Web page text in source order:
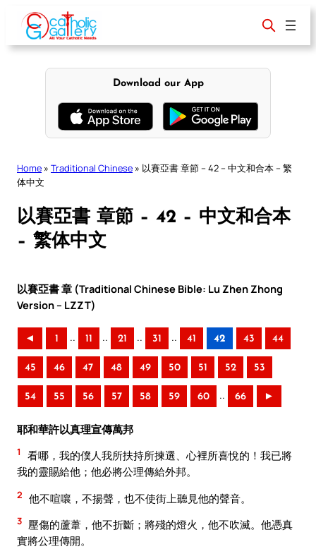
content
Download our App
Home » Traditional Chinese » 以賽亞書 章節 – 42 – 中文和合本 – 繁
体中文
以賽亞書 章節 – 42 – 中文和合本
– 繁体中文
以賽亞書 章 (Traditional Chinese Bible: Lu Zhen Zhong
Version – LZZT)
◄ 1 .. 11 .. 21 .. 31 .. 41 42 43 44
45 46 47 48 49 50 51 52 53
54 55 56 57 58 59 60 .. 66 ►
耶和華許以真理宣傳萬邦
1
看哪，我的僕人我所扶持所揀選、心裡所喜悅的！我已將
我的靈賜給他；他必將公理傳給外邦。
2 他不喧嚷，不揚聲，也不使街上聽見他的聲音。
3 壓傷的蘆葦，他不折斷；將殘的燈火，他不吹滅。他憑真
實將公理傳開。